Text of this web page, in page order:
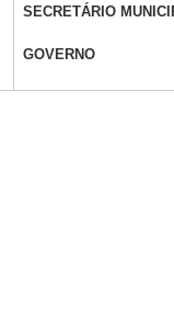
SECRETÁRIO
GOVERNO